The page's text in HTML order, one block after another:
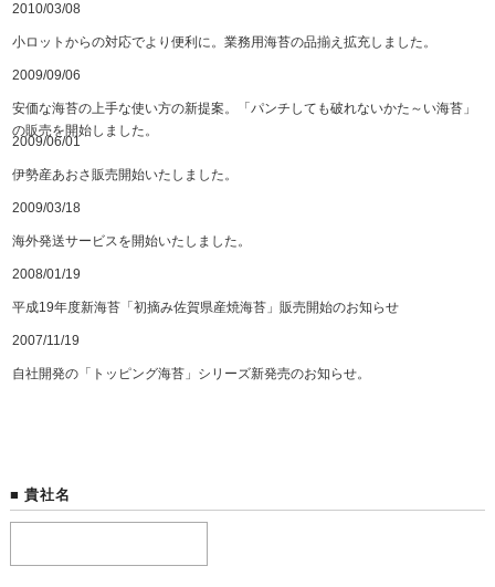
2010/03/08
小ロットからの対応でより便利に。 業務用海苔の品揃え拡充しました。
2009/09/06
安価な海苔の上手な使い方の新提案。「 パンチしても破れないかた～い海苔」
の販売を開始しました。
2009/06/01
伊勢産あおさ販売開始いたしました。
2009/03/18
海外発送サービスを開始いたしました。
2008/01/19
平成19年度新海苔「初摘み佐賀県産焼海苔」販売開始のお知らせ
2007/11/19
自社開発の「トッピング海苔」シリーズ新発売のお知らせ。
■ 貴社名